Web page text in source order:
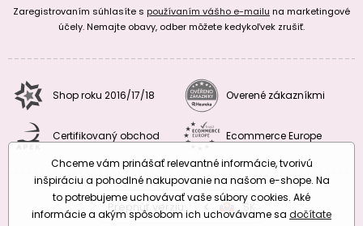
Zaregistrovaním súhlasíte s používaním vášho e-mailu na marketingové
účely. Nemajte obavy, odber môžete kedykoľvek zrušiť.
Shop roku 2016/17/18 Overené zákazníkmi
Certifikovaný obchod Ecommerce Europe
Prepnúť verziu: CZSK
Chceme vám prinášať relevantné informácie, tvorivú
inšpiráciu a pohodlné nakupovanie na našom e-shope. Na
to potrebujeme uchovávať vaše súbory cookies. Aké
informácie a akým spôsobom ich uchovávame sa dočítate